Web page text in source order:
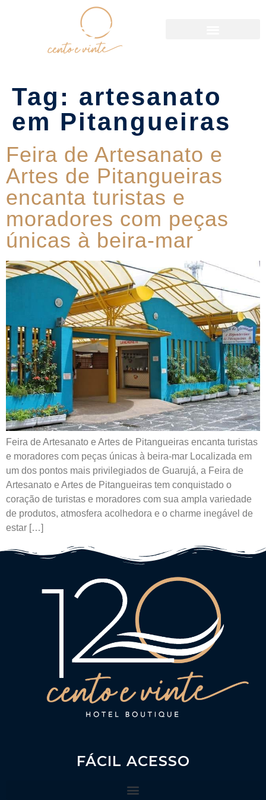
Tag: artesanato
em Pitangueiras
Feira de Artesanato e
Artes de Pitangueiras
encanta turistas e
moradores com peças
únicas à beira-mar
Feira de Artesanato e Artes de Pitangueiras encanta turistas
e moradores com peças únicas à beira-mar Localizada em
um dos pontos mais privilegiados de Guarujá, a Feira de
Artesanato e Artes de Pitangueiras tem conquistado o
coração de turistas e moradores com sua ampla variedade
de produtos, atmosfera acolhedora e o charme inegável de
estar […]
FÁCIL ACESSO